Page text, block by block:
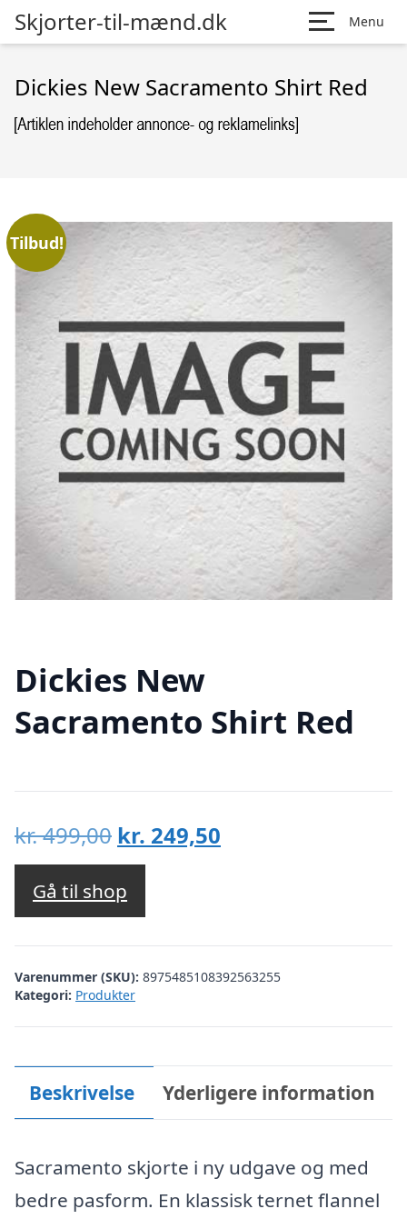
Skjorter-til-mænd.dk Menu
Dickies New Sacramento Shirt Red
Tilbud!
Dickies New
Sacramento Shirt Red
kr.499,00 Den
oprindelige
pris
var:
kr. 499,00.
kr. 249,50
kr. 249,50.
Gå til shop
Varenummer (SKU): 8975485108392563255
Kategori: Produkter
Beskrivelse Yderligere information
Sacramento skjorte i ny udgave og med
bedre pasform. En klassisk ternet flannel